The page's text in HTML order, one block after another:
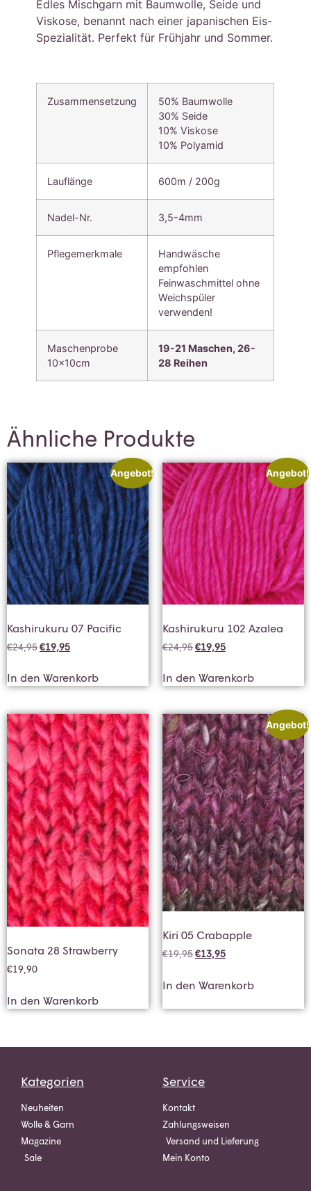
Edles Mischgarn mit Baumwolle, Seide und
Viskose, benannt nach einer japanischen Eis-
Spezialität. Perfekt für Frühjahr und Sommer.
Zusammensetzung
50% Baumwolle
30% Seide
10% Viskose
10% Polyamid
Lauflänge 600m / 200g
Nadel-Nr. 3,5-4mm
Pflegemerkmale
Handwäsche
empfohlen
Feinwaschmittel ohne
Weichspüler
verwenden!
Maschenprobe
10x10cm
19-21 Maschen, 26-
28 Reihen
Ähnliche Produkte
Angebot!
Kashirukuru 07 Pacific
€24,95€19,95
In den Warenkorb
Angebot!
Kashirukuru 102 Azalea
€24,95€19,95
In den Warenkorb
Sonata 28 Strawberry
€19,90
In den Warenkorb
Angebot!
Kiri 05 Crabapple
€19,95€13,95
In den Warenkorb
Kategorien
Neuheiten
Wolle & Garn
Magazine
Sale
Service
Kontakt
Zahlungsweisen
Versand und Lieferung
Mein Konto